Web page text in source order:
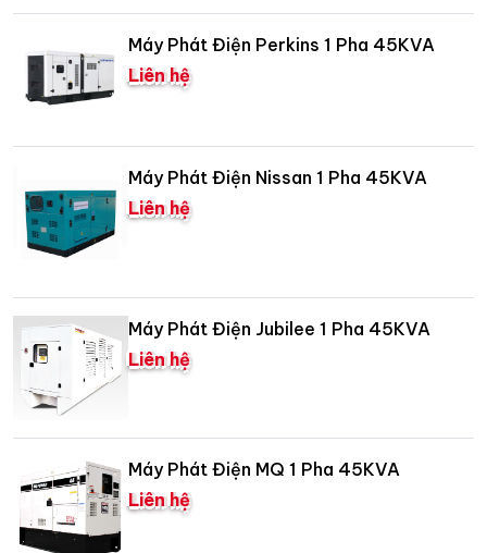
Máy Phát Điện Perkins 1 Pha 45KVA
Liên hệ
Máy Phát Điện Nissan 1 Pha 45KVA
Liên hệ
Máy Phát Điện Jubilee 1 Pha 45KVA
Liên hệ
Máy Phát Điện MQ 1 Pha 45KVA
Liên hệ